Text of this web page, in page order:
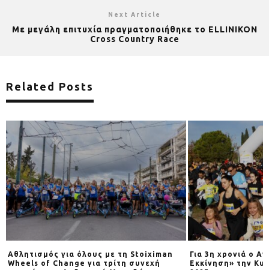
Next Article
Με μεγάλη επιτυχία πραγματοποιήθηκε το ELLINIKON
Cross Country Race
Related Posts
Αθλητισμός για όλους με τη Stoiximan
Wheels of Change για τρίτη συνεχή
Για 3η χρονιά o
Εκκίνηση» την